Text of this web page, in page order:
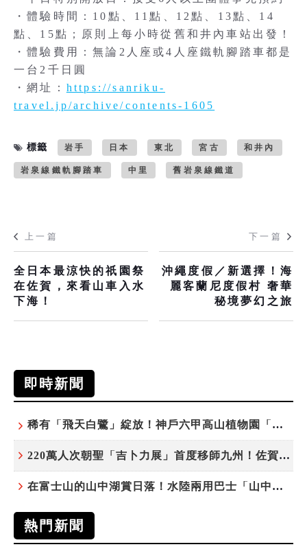
・體驗時間：10點、11點、12點、13點、14
點、15點；原則上每小時從舊和井內車站出發！
・體驗費用：無論2人座或4人座鐵軌腳踏車都是
一台2千日圓
・網址： https://sanriku-
travel.jp/archive/contents-1605
標籤 岩手 日本 東北 宮古 和井內
岩泉線鐵軌腳踏車 中里 舊岩泉線鐵道
上一篇
全日本最涼快的祇園祭
在佐賀，來看山車入水
下海！
下一篇
沖繩度假／新選擇！海
麗客蘭尼度假村 奢華
秘境夢幻之旅
即時新聞
稀有「飛天白鷺」綻放！神戶六甲高山植物園「鷺草」珍貴現身
220萬人次朝聖「吉卜力展」首度移師九州！佐賀站早鳥平日套票8/10搶先開賣
在富士山的山中湖賞日落！水陸兩用巴士「山中湖的河馬」暑假加開夕陽班次
熱門新聞